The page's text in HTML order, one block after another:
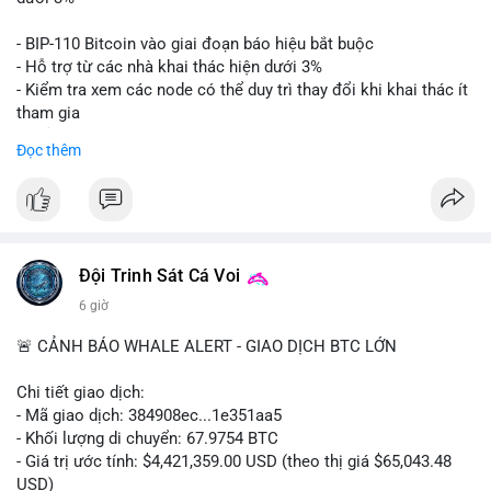
Lời khuyên: Nhà đầu tư nhỏ lẻ nên thận trọng quan sát biến
động thanh khoản trong 24-48 giờ tới. Tránh hành động theo
cảm xúc, hãy chờ xác nhận điểm đến của số BTC này trước khi
điều chỉnh vị thế.
#556btc #36trusd
- BIP-110 Bitcoin vào giai đoạn báo hiệu bắt buộc
- Hỗ trợ từ các nhà khai thác hiện dưới 3%
- Kiểm tra xem các node có thể duy trì thay đổi khi khai thác ít
tham gia
📰 Nguồn: Cointelegraph
Đọc thêm
Đội Trinh Sát Cá Voi
6 giờ
🚨 CẢNH BÁO WHALE ALERT - GIAO DỊCH BTC LỚN
Chi tiết giao dịch:
- Mã giao dịch: 384908ec...1e351aa5
- Khối lượng di chuyển: 67.9754 BTC
- Giá trị ước tính: $4,421,359.00 USD (theo thị giá $65,043.48
USD)